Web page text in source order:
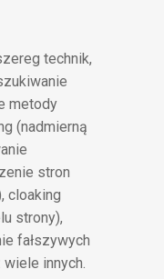
technik,
metody
(nadmierną
stron
cloaking
strony),
fałszywych
innych.